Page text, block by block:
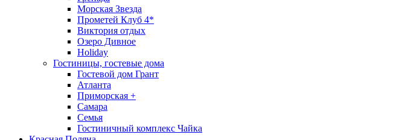
Морская Звезда
Прометей Клуб 4*
Виктория отдых
Озеро Дивное
Holiday
Гостиницы, гостевые дома
Гостевой дом Грант
Атланта
Приморская +
Самара
Семья
Гостиничный комплекс Чайка